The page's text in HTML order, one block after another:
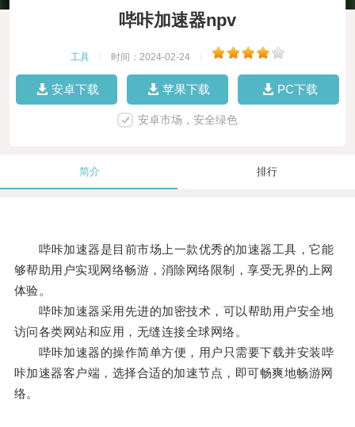
哔咔加速器npv
工具 时间：2024-02-24
安卓下载 苹果下载 PC下载
安卓市场，安全绿色
简介 排行
哔咔加速器是目前市场上一款优秀的加速器工具，它能
够帮助用户实现网络畅游，消除网络限制，享受无界的上网
体验。
哔咔加速器采用先进的加密技术，可以帮助用户安全地
访问各类网站和应用，无缝连接全球网络。
哔咔加速器的操作简单方便，用户只需要下载并安装哔
咔加速器客户端，选择合适的加速节点，即可畅爽地畅游网
络。